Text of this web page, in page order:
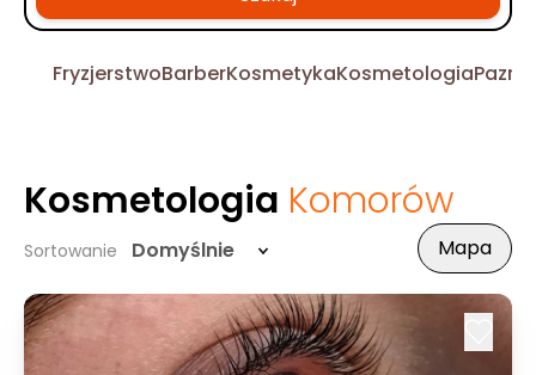
FryzjerstwoBarberKosmetykaKosmetologia
Kosmetologia Komorów
Sortowanie Domyślnie Mapa